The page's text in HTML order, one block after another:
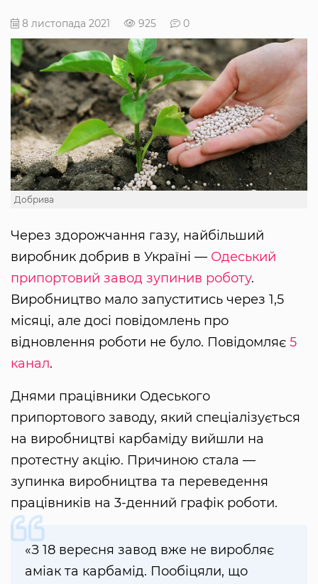
8 листопада 2021 925 0
Добрива
Через здорожчання газу, найбільший
виробник добрив в Україні — Одеський
припортовий завод зупинив роботу.
Виробництво мало запуститись через 1,5
місяці, але досі повідомлень про
відновлення роботи не було. Повідомляє 5
канал.
Днями працівники Одеського
припортового заводу, який спеціалізується
на виробництві карбаміду вийшли на
протестну акцію. Причиною стала —
зупинка виробництва та переведення
працівників на 3-денний графік роботи.
«З 18 вересня завод вже не виробляє
аміак та карбамід. Пообіцяли, що